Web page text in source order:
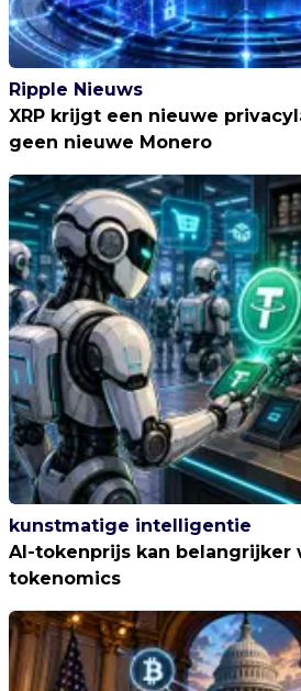
Ripple Nieuws
XRP krijgt een nieuwe
geen nieuwe Monero
kunstmatige intelligentie
AI-tokenprijs kan belangrijker
tokenomics